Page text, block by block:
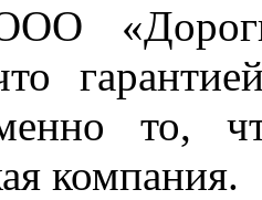
то,
компания.